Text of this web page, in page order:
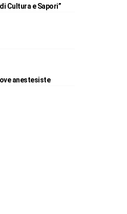
Cultura e Sapori”
anestesiste